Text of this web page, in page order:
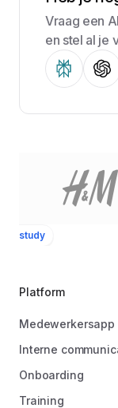
Vraag een
en stel al je
study
Platform
Medewerkersapp
Interne
Onboarding
Training